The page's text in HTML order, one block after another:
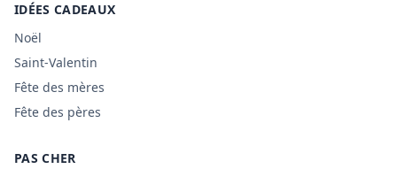
IDÉES CADEAUX
Noël
Saint-Valentin
Fête des mères
Fête des pères
PAS CHER